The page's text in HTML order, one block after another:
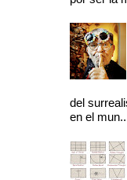
del
en el